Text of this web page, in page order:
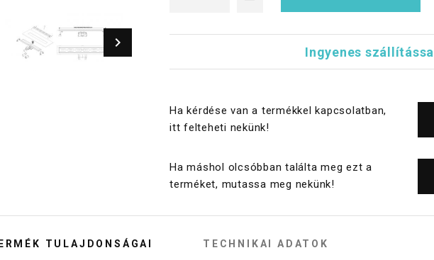
Ingyenes szállítással
Ha kérdése van a termékkel kapcsolatban,
itt felteheti nekünk!
Ha máshol olcsóbban találta meg ezt a
terméket, mutassa meg nekünk!
TULAJDONSÁGAI TECHNIKAI ADATOK